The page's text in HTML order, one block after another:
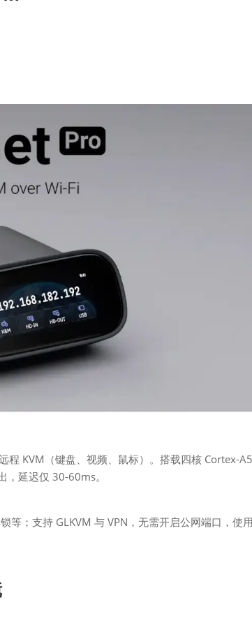
程 KVM（键盘、视频、鼠标）。搭载四核 Cortex-
，延迟仅 30-60ms。
等；支持 GLKVM 与 VPN，无需开启公网端口，使